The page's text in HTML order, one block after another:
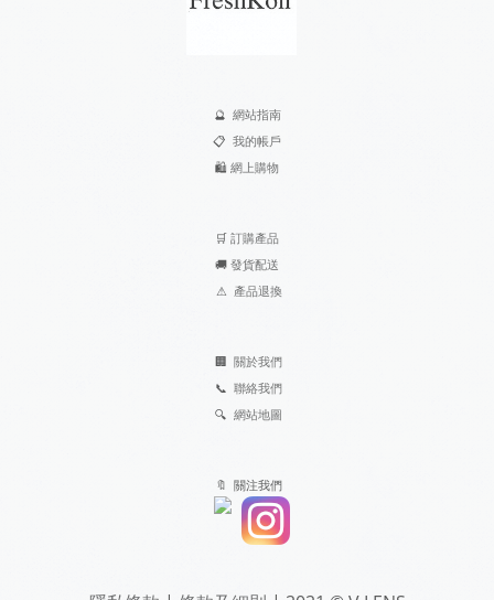
🔮 網站指南
📋 我的帳戶
🛍️ 網上購物
🛒 訂購產品
🚚 發貨配送
⚠ 產品退換
🏢 關於我們
📞 聯絡我們
🔍 網站地圖
🔖 關注我們